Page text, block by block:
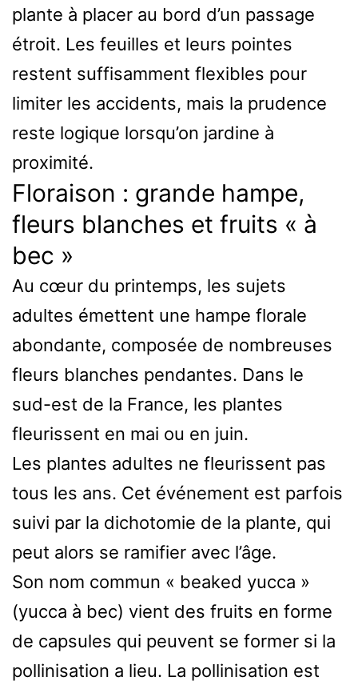
plante à placer au bord d’un passage
étroit. Les feuilles et leurs pointes
restent suffisamment flexibles pour
limiter les accidents, mais la prudence
reste logique lorsqu’on jardine à
proximité.
Floraison : grande hampe,
fleurs blanches et fruits « à
bec »
Au cœur du printemps, les sujets
adultes émettent une hampe florale
abondante, composée de nombreuses
fleurs blanches pendantes. Dans le
sud-est de la France, les plantes
fleurissent en mai ou en juin.
Les plantes adultes ne fleurissent pas
tous les ans. Cet événement est parfois
suivi par la dichotomie de la plante, qui
peut alors se ramifier avec l’âge.
Son nom commun « beaked yucca »
(yucca à bec) vient des fruits en forme
de capsules qui peuvent se former si la
pollinisation a lieu. La pollinisation est